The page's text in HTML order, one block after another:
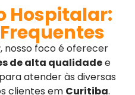
Hospitalar:
, nosso foco é oferecer
de alta qualidadee
atender às diversas
clientes em Curitiba.